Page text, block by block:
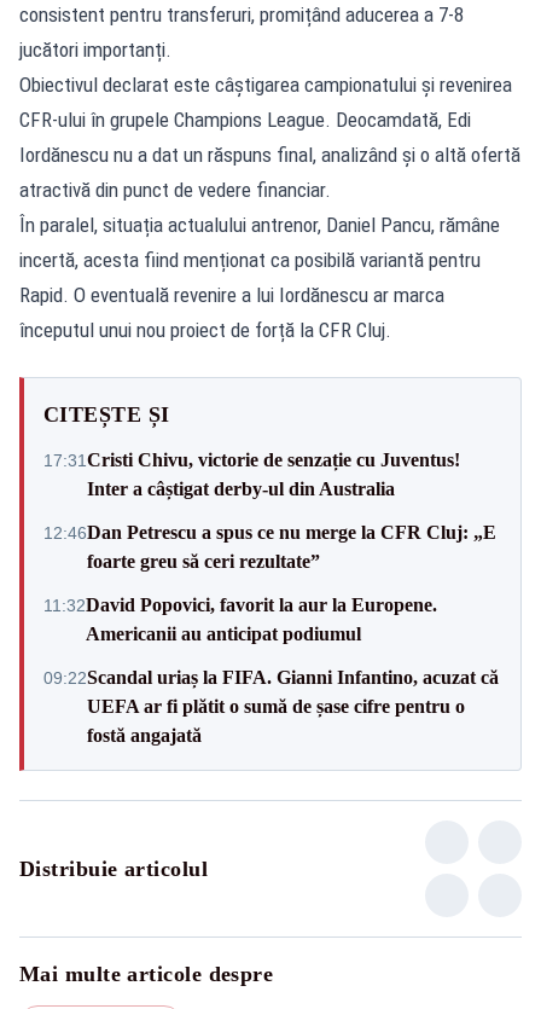
consistent pentru transferuri, promițând aducerea a 7-8
jucători importanți.
Obiectivul declarat este câștigarea campionatului și revenirea
CFR-ului în grupele Champions League. Deocamdată, Edi
Iordănescu nu a dat un răspuns final, analizând și o altă ofertă
atractivă din punct de vedere financiar.
În paralel, situația actualului antrenor, Daniel Pancu, rămâne
incertă, acesta fiind menționat ca posibilă variantă pentru
Rapid. O eventuală revenire a lui Iordănescu ar marca
începutul unui nou proiect de forță la CFR Cluj.
CITEȘTE ȘI
17:31Cristi Chivu, victorie de senzație cu Juventus!
Inter a câștigat derby-ul din Australia
12:46Dan Petrescu a spus ce nu merge la CFR Cluj: „E
foarte greu să ceri rezultate”
11:32David Popovici, favorit la aur la Europene.
Americanii au anticipat podiumul
09:22Scandal uriaș la FIFA. Gianni Infantino, acuzat că
UEFA ar fi plătit o sumă de șase cifre pentru o
fostă angajată
Distribuie articolul
Mai multe articole despre